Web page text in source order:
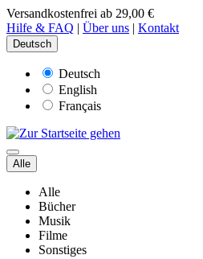
Versandkostenfrei ab 29,00 €
Hilfe & FAQ | Über uns | Kontakt
Deutsch
Deutsch
English
Français
Alle
Alle
Bücher
Musik
Filme
Sonstiges